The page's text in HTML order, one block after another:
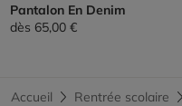
Pantalon En Denim
dès 65,00 €
Accueil Rentrée scolaire